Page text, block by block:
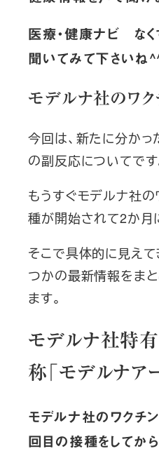
医療・健康ナビ なく
聞いてみて下さいね
モデルナ社のワ
今回は、新たに分か
の副反応についてです
もうすぐモデルナ社
種が開始されて2か月
そこで具体的に見え
つかの最新情報をま
ます。
モデルナ社特
称「モデルナアー
モデルナ社のワクチ
回目の接種をしてか